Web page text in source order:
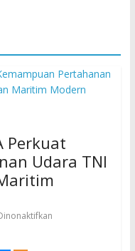
Perkuat
Udara TNI